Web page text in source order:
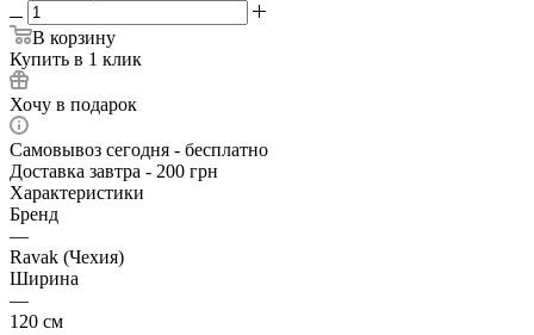
В корзину
Купить в 1 клик
Хочу в подарок
Самовывоз сегодня - бесплатно
Доставка завтра - 200 грн
Характеристики
Бренд
—
Ravak (Чехия)
Ширина
—
120 см